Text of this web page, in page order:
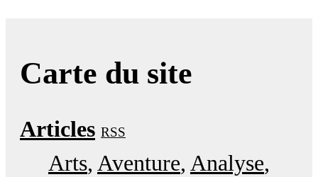
Carte du site
Articles RSS
Arts Aventure Analyse